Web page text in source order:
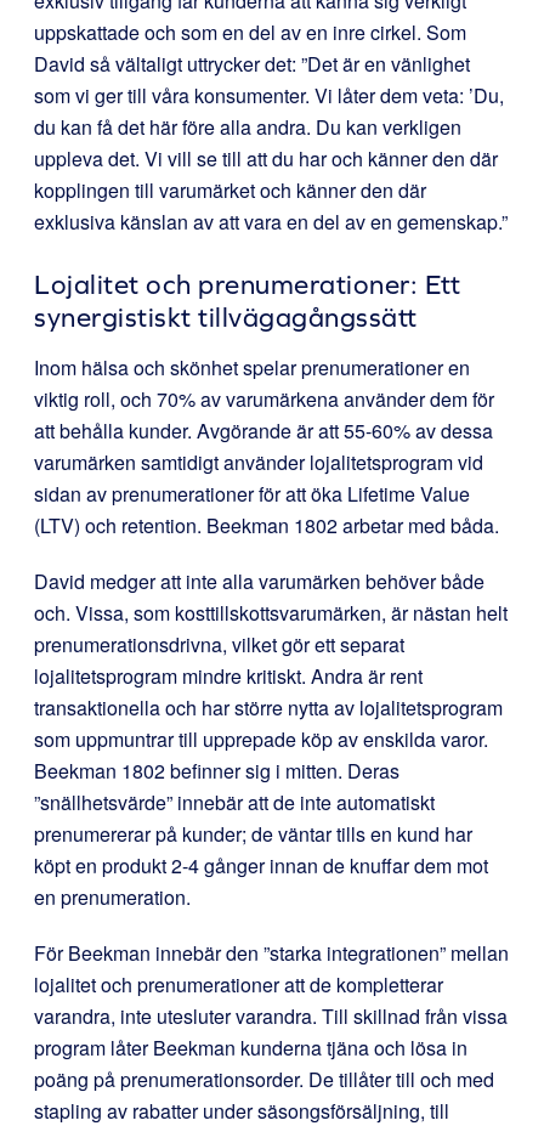
uppskattade och som en del av en inre cirkel. Som
David så vältaligt uttrycker det: ”Det är en vänlighet
som vi ger till våra konsumenter. Vi låter dem veta: ’Du,
du kan få det här före alla andra. Du kan verkligen
uppleva det. Vi vill se till att du har och känner den där
kopplingen till varumärket och känner den där
exklusiva känslan av att vara en del av en gemenskap.”
Lojalitet och prenumerationer: Ett
synergistiskt tillvägagångssätt
Inom hälsa och skönhet spelar prenumerationer en
viktig roll, och 70% av varumärkena använder dem för
att behålla kunder. Avgörande är att 55-60% av dessa
varumärken samtidigt använder lojalitetsprogram vid
sidan av prenumerationer för att öka Lifetime Value
(LTV) och retention. Beekman 1802 arbetar med båda.
David medger att inte alla varumärken behöver både
och. Vissa, som kosttillskottsvarumärken, är nästan helt
prenumerationsdrivna, vilket gör ett separat
lojalitetsprogram mindre kritiskt. Andra är rent
transaktionella och har större nytta av lojalitetsprogram
som uppmuntrar till upprepade köp av enskilda varor.
Beekman 1802 befinner sig i mitten. Deras
”snällhetsvärde” innebär att de inte automatiskt
prenumererar på kunder; de väntar tills en kund har
köpt en produkt 2-4 gånger innan de knuffar dem mot
en prenumeration.
För Beekman innebär den ”starka integrationen” mellan
lojalitet och prenumerationer att de kompletterar
varandra, inte utesluter varandra. Till skillnad från vissa
program låter Beekman kunderna tjäna och lösa in
poäng på prenumerationsorder. De tillåter till och med
stapling av rabatter under säsongsförsäljning, till